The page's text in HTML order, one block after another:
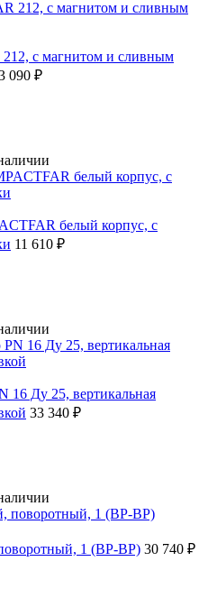
с магнитом и сливным
090 ₽
белый корпус, с
11 610 ₽
16 Ду 25, вертикальная
33 340 ₽
1 (ВР-ВР) 30 740 ₽